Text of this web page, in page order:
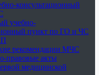
консультационный
учебно-
пункт по ГО и ЧС
рекомендации МЧС
правовые акты
медицинской